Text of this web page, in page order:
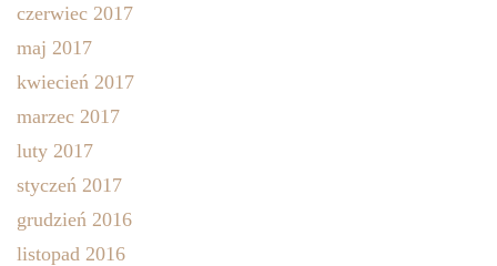
czerwiec 2017
maj 2017
kwiecień 2017
marzec 2017
luty 2017
styczeń 2017
grudzień 2016
listopad 2016